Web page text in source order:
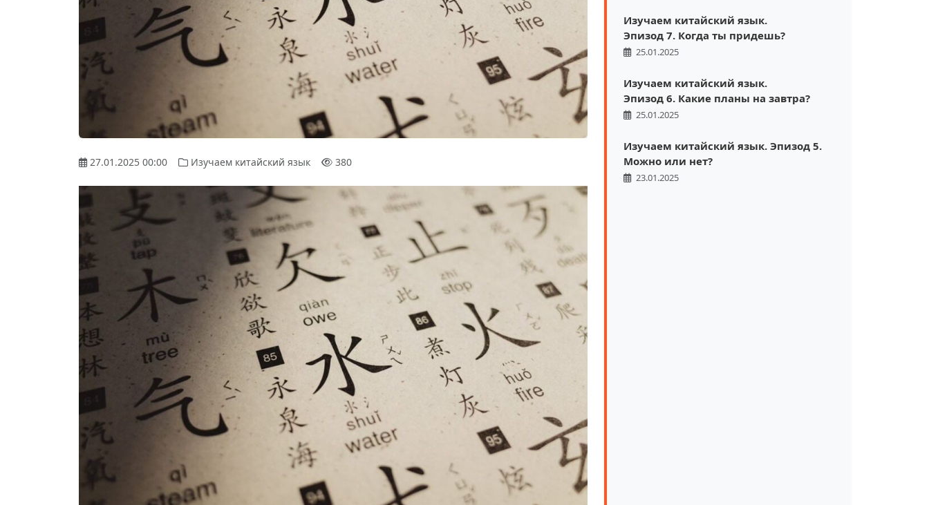
27.01.2025 00:00 Изучаем китайский язык 380
Изучаем китайский язык.
Эпизод 7. Когда ты придешь?
25.01.2025
Изучаем китайский язык.
Эпизод 6. Какие планы на завтра?
25.01.2025
Изучаем китайский язык. Эпизод 5.
Можно или нет?
23.01.2025